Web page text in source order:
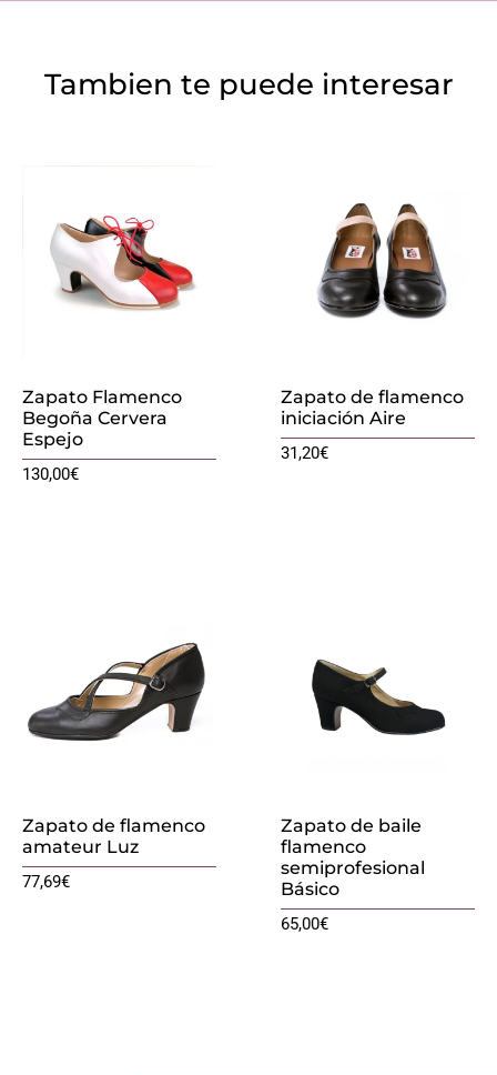
Tambien te puede interesar
Zapato Flamenco
Begoña Cervera
Espejo
130,00€
Zapato de flamenco
iniciación Aire
31,20€
Zapato de flamenco
amateur Luz
77,69€
Zapato de baile
flamenco
semiprofesional
Básico
65,00€